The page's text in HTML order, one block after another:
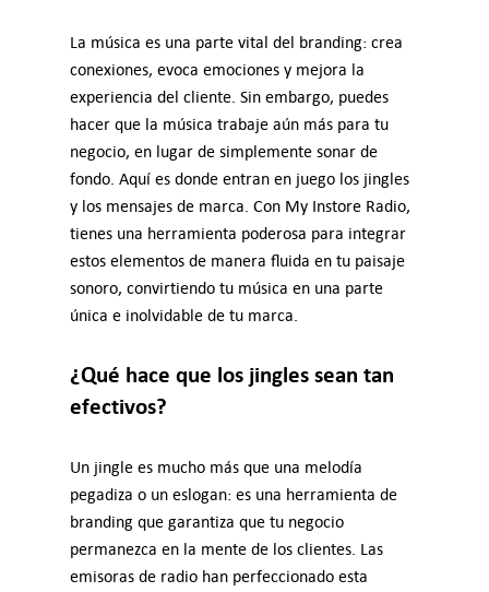
La música es una parte vital del branding: crea
conexiones, evoca emociones y mejora la
experiencia del cliente. Sin embargo, puedes
hacer que la música trabaje aún más para tu
negocio, en lugar de simplemente sonar de
fondo. Aquí es donde entran en juego los jingles
y los mensajes de marca. Con My Instore Radio,
tienes una herramienta poderosa para integrar
estos elementos de manera fluida en tu paisaje
sonoro, convirtiendo tu música en una parte
única e inolvidable de tu marca.
¿Qué hace que los jingles sean tan
efectivos?
Un jingle es mucho más que una melodía
pegadiza o un eslogan: es una herramienta de
branding que garantiza que tu negocio
permanezca en la mente de los clientes. Las
emisoras de radio han perfeccionado esta